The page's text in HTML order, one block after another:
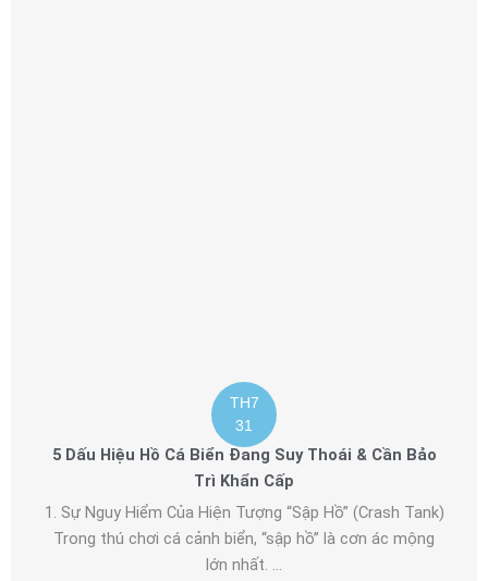
TH7
31
5 Dấu Hiệu Hồ Cá Biển Đang Suy Thoái & Cần Bảo
Trì Khẩn Cấp
1. Sự Nguy Hiểm Của Hiện Tượng “Sập Hồ” (Crash Tank)
Trong thú chơi cá cảnh biển, “sập hồ” là cơn ác mộng
lớn nhất. ...